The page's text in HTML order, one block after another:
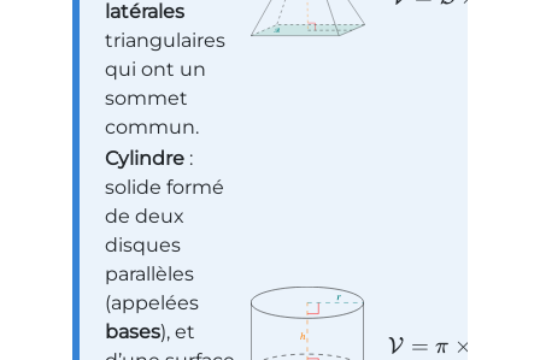
latérales
triangulaires
qui ont un
sommet
commun.
Cylindre :
solide formé
de deux
disques
parallèles
(appelées
bases), et
V = π ×